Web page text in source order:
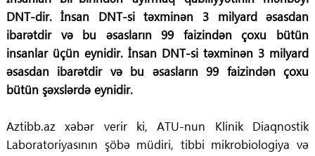
DNT-dir. İnsan DNT-si təxminən 3 milyard əsasdan
ibarətdir və bu əsasların 99 faizindən çoxu bütün
insanlar üçün eynidir. İnsan DNT-si təxminən 3 milyard
əsasdan ibarətdir və bu əsasların 99 faizindən çoxu
bütün şəxslərdə eynidir.
Aztibb.az xəbər verir ki, ATU-nun Klinik Diaqnostik
Laboratoriyasının şöbə müdiri, tibbi mikrobiologiya və